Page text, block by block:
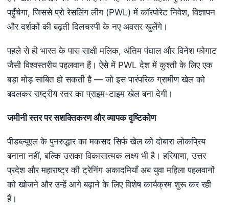
पहुँचेगा, जिससे प्रो रेसलिंग लीग (PWL) में कॉरपोरेट निवेश, विज्ञापन
और दर्शकों की बढ़ती दिलचस्पी के नए अवसर खुलेंगे।
पहले से ही भारत के पास साक्षी मलिक, अंतिम पंघाल और विनेश फोगाट
जैसी विश्वस्तरीय पहलवान हैं। ऐसे में PWL देश में कुश्ती के लिए एक
बड़ा मोड़ साबित हो सकती है — जो इस पारंपरिक ग्रामीण खेल को
बदलकर राष्ट्रीय स्तर का प्राइम-टाइम खेल बना देगी।
जमीनी स्तर पर सशक्तिकरण और व्यापक दृष्टिकोण
पीडब्ल्यूएल के पुनरुद्धार का मकसद सिर्फ खेल को दोबारा लोकप्रिय
बनाना नहीं, बल्कि उसका विकासात्मक लक्ष्य भी है। हरियाणा, उत्तर
प्रदेश और महाराष्ट्र की ट्रेनिंग अकादमियाँ अब युवा महिला पहलवानों
को खोजने और उन्हें आगे बढ़ाने के लिए विशेष कार्यक्रम शुरू कर रही
हैं।